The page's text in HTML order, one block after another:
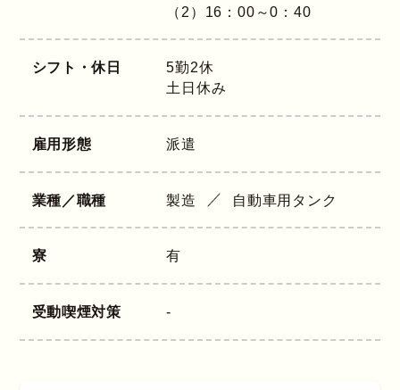
（2）16：00～0：40
シフト・休日
5勤2休
土日休み
雇用形態 派遣
業種／職種 製造 自動車用タンク
寮 有
受動喫煙対策 -